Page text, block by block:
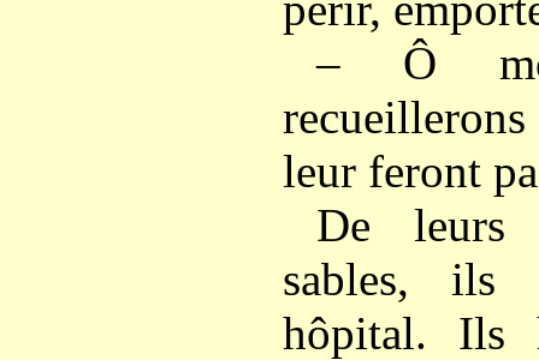
– Ô
leur feront
De leurs
sables, ils
hôpital. Ils